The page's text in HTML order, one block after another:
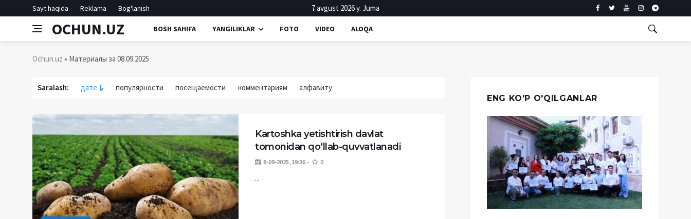
Sayt haqida Reklama Bog'lanish 7 avgust 2026 y. Juma
OCHUN.UZ BOSH SAHIFA YANGILIKLAR FOTO VIDEO ALOQA
Ochun.uz » Материалы за 08.09.2025
Saralash: дате популярности посещаемости комментариям алфавиту
Kartoshka yetishtirish davlat
tomonidan qo‘llab-quvvatlanadi
8-09-2025, 19:36 0
...
ENG KO'P O'QILGANLAR